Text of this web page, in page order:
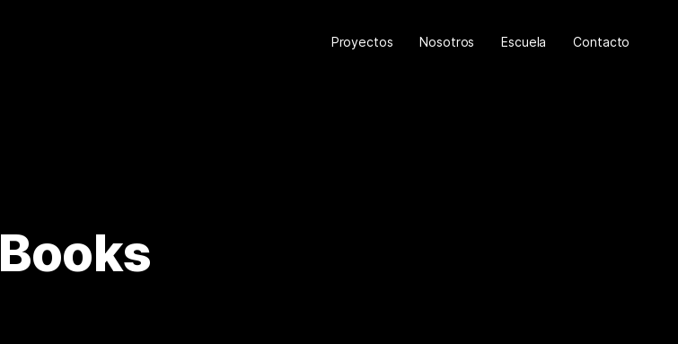
Proyectos Nosotros Escuela Contacto
Books